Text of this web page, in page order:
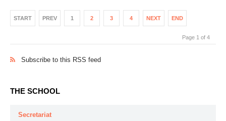
START PREV 1 2 3 4 NEXT END
Page 1 of 4
Subscribe to this RSS feed
THE SCHOOL
Secretariat